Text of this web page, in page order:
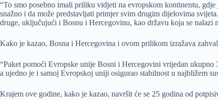
“To smo posebno imali priliku vidjeti na evropskom kontinentu,
snažno i da može predstavljati primjer svim drugim dijelovima
druge, uključujući i Bosnu i Hercegovinu, kao državu koja se
Kako je kazao, Bosna i Hercegovina i ovom prilikom izražava
“Paket pomoći Evropske unije Bosni i Hercegovini vrijedan ukupno
a ujedno je i samoj Evropskoj uniji osigurao stabilnost u najbližem
Krajem ove godine, kako je kazao, navršit će se 25 godina od